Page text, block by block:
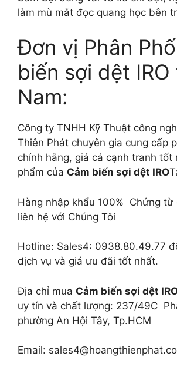
làm mù mắt đọc quang học bên
Đơn vị Phân
biến sợi dệt
Nam:
Công ty TNHH Kỹ Thuật công
Thiên Phát chuyên gia cung cấp
chính hãng, giá cả cạnh tranh tốt
phẩm của Cảm biến sợi dệt IRO
Hàng nhập khẩu 100% Chứng từ
liên hệ với Chúng Tôi
Hotline: Sales4: 0938.80.49.77
dịch vụ và giá ưu đãi tốt nhất.
Địa chỉ mua Cảm biến sợi dệt
uy tín và chất lượng: 237/49C
phường An Hội Tây, Tp.HCM
Email: